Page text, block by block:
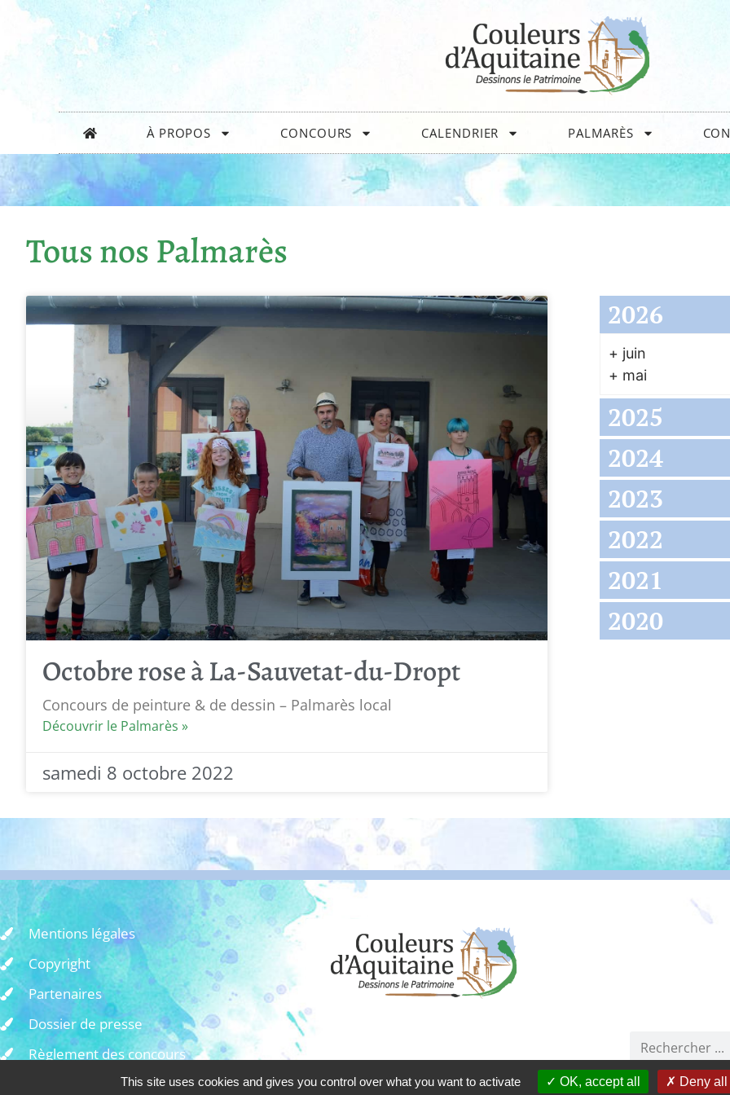
À PROPOS CONCOURS CALENDRIER PALMARÈS
Tous nos Palmarès
Octobre rose à La-Sauvetat-du-Dropt
Concours de peinture & de dessin – Palmarès local
Découvrir le Palmarès »
samedi 8 octobre 2022
2026
+ juin
+ mai
2025
2024
2023
2022
2021
2020
Mentions légales
Copyright
Partenaires
Dossier de presse
Règlement des concours
This site uses cookies and gives you control over what you want to activate OK, accept all Deny